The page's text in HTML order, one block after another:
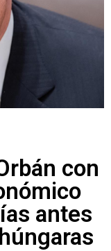
con
antes